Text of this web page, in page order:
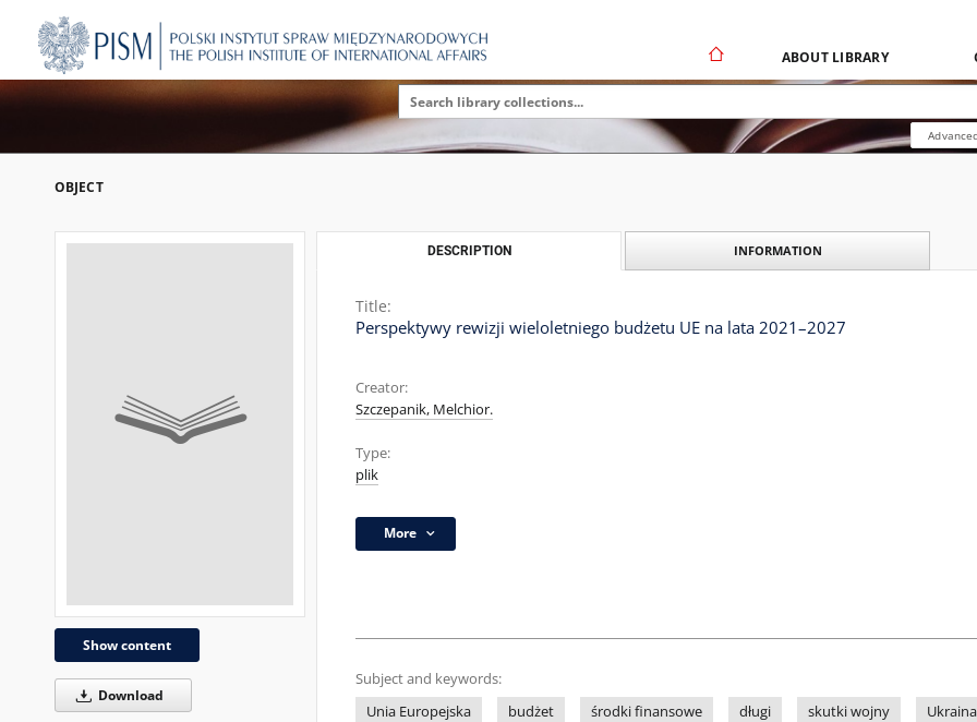
ABOUT LIBRARY
OBJECT
Show content
Download
DESCRIPTION INFORMATION
Title:
Perspektywy rewizji wieloletniego budżetu UE na lata 2021–2027
Creator:
Szczepanik, Melchior.
Type:
plik
More
Subject and keywords:
Unia Europejska
budżet środki finansowe długi skutki wojny Ukraina